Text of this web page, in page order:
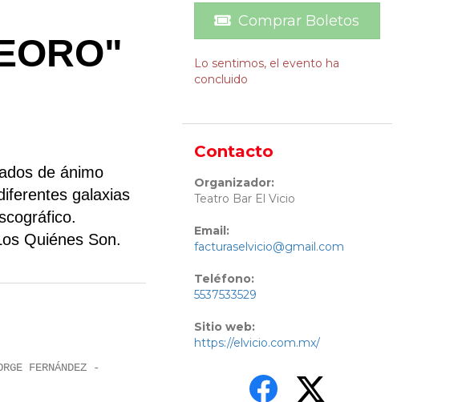
de ánimo
galaxias
Quiénes Son.
FERNÁNDEZ -
Comprar Boletos
Lo sentimos, el evento ha
concluido
Contacto
Organizador:
Teatro Bar El Vicio
Email:
facturaselvicio@gmail.com
Teléfono:
5537533529
Sitio web:
https://elvicio.com.mx/